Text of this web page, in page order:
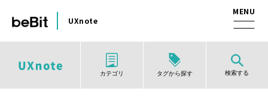
UXnote
カテゴリ タグから探す 検索する